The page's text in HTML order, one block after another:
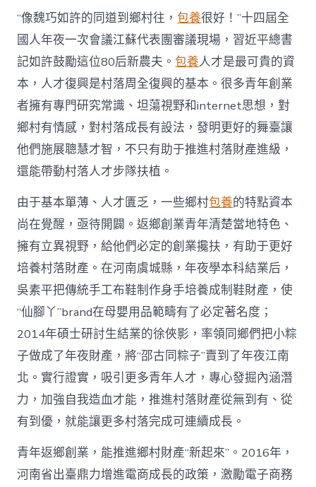
水
甜
心
寶
物
查
包
養
網
_
中
中
“像魏巧如許的同道到鄉村往，包養很好！”十四屆全
國人年夜一次會議江蘇代表團審議現場，習近平總書
記如許鼓勵這位80后新農夫。包養人才是最可貴的資
本，人才復興是村落周全復興的基本。很多青年創業
者擁有專門研究常識、坦蕩視野和internet思想，對
鄉村有情感，對村落成長有設法，發明更好的舞臺讓
他們施展聰慧才智，不只有助于推進村落財產進級，
還能帶動村落人才步隊扶植。
由于基本單薄、人才匱乏，一些鄉村包養的特點資本
尚在覺醒，亟待開闢。返鄉創業青年清楚當地特色、
擁有立異視野，給他們必定的創業攙扶，有助于更好
培養村落財產。在河南虞城縣，年夜學本科結業后，
吳素平把傳統手工布鞋制作身手培養成制鞋財產，使
“仙腳丫”brand在母嬰用品範疇有了必定著名度；
2014年碩士研討生結業的徐俠影，率領同鄉們把小粽
子做成了年夜財產，將“邵古同粽子”賣到了年夜江南
北。實行證實，吸引更多青年人才，專心發掘內涵潛
力，加強自我造血才能，推進村落財產從無到有、從
有到優，就能讓更多村落完成可連續成長。
青年返鄉創業，能推進鄉村財產“新起來”。2016年，
河南省出臺鼎力增進電商成長的政策，激勵電子商務